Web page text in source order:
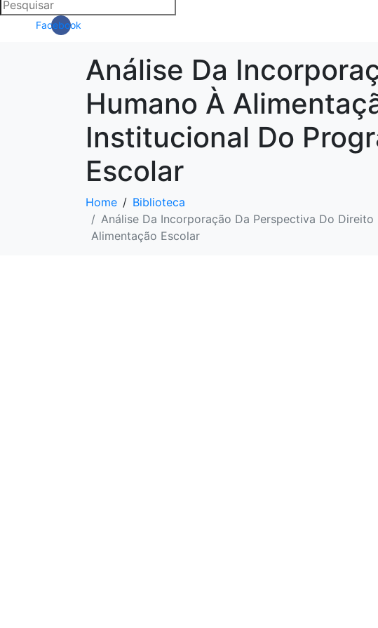
Facebook
Análise Da
Humano À
Institucional Do
Escolar
Home
Biblioteca
Análise Da Incorporação Da Perspectiva Do
Alimentação Escolar